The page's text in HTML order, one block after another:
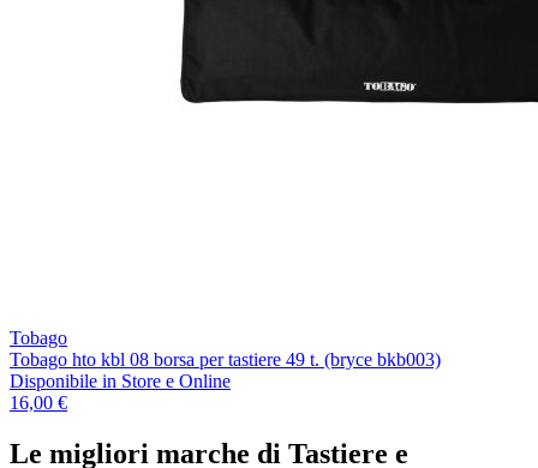
Tobago
Tobago hto kbl 08 borsa per tastiere 49 t. (bryce bkb003)
Disponibile in Store e Online
16,00 €
Le migliori marche di Tastiere e